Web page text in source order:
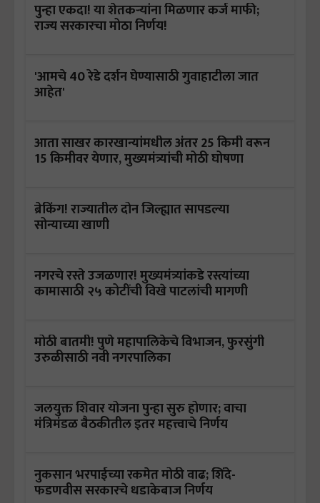
पुन्हा एकदा! या शेतकऱ्यांना मिळणार कर्ज माफी;
राज्य सरकारचा मोठा निर्णय!
'आमचे 40 रेडे दर्शन घेण्यासाठी गुवाहाटीला जात
आहेत'
आता साखर कारखान्यांमधील अंतर 25 किमी वरून
15 किमीवर येणार, मुख्यमंत्र्यांची मोठी घोषणा
ब्रेकिंग! राज्यातील दोन जिल्ह्यात सापडल्या
सोन्याच्या खाणी
नगरचे रस्ते उजळणार! मुख्यमंत्र्यांकडे रस्त्यांच्या
कामासाठी २५ कोटींची विखे पाटलांची मागणी
मोठी बातमी! पुणे महापालिकेचे विभाजन, फुरसुंगी
उरुळीसाठी नवी नगरपालिका
जलयुक्त शिवार योजना पुन्हा सुरु होणार; वाचा
मंत्रिमंडळ बैठकीतील इतर महत्त्वाचे निर्णय
नुकसान भरपाईच्या रकमेत मोठी वाढ; शिंदे-
फडणवीस सरकारचे धडाकेबाज निर्णय